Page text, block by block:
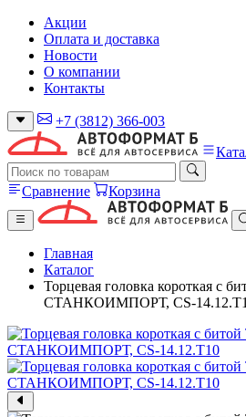
Акции
Оплата и доставка
Новости
О компании
Контакты
+7 (3812) 366-003
Сравнение Корзина
Главная
Каталог
Торцевая головка короткая с
СТАНКОИМПОРТ, CS-